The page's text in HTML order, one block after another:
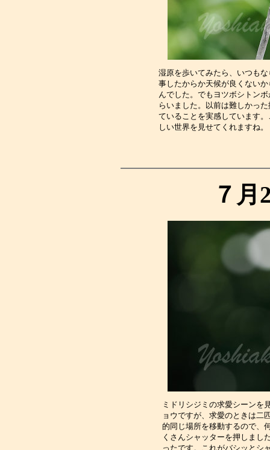
湿原を歩いてみたら、いつも
事したからか天候が良くない
んでした。でもヨツボシトン
らいました。以前は難しかっ
ていることを実感しています
しい世界を
７月
ミドリシジミの求愛シーンを
ョウですが、求愛のときは二
的同じ場所を移動するので、
くさんシャッターを押しまし
ったです。これがバシ